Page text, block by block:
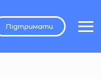
Підтримати